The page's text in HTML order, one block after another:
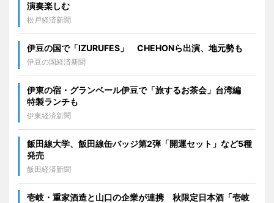
演奏楽しむ
松戸経済新聞
伊豆の国で「IZURUFES」 CHEHONら出演、地元勢も
伊豆の国経済新聞
伊東の宿・グランベール伊豆で「旅するお茶会」台湾編
特製ランチも
伊東経済新聞
飯田線大学、飯田線缶バッジ第2弾「開運セット」など5種
発売
飯田経済新聞
壱岐・重家酒造と山口の企業が連携 秋限定日本酒「壱岐